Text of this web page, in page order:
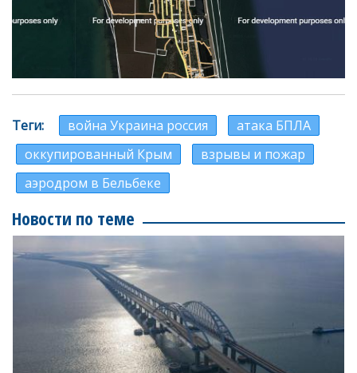
Теги война Украина россия
атака БПЛА
оккупированный Крым
взрывы и пожар
аэродром в Бельбеке
Новости по теме